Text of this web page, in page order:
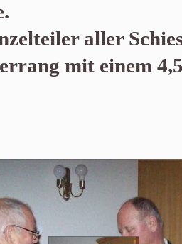
aller
mit einem